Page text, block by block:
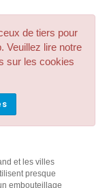
pour
de Paris à
de personnes
votre voyage
et les villes
presque
embouteillage
de tiers pour
Veuillez lire notre
sur les cookies